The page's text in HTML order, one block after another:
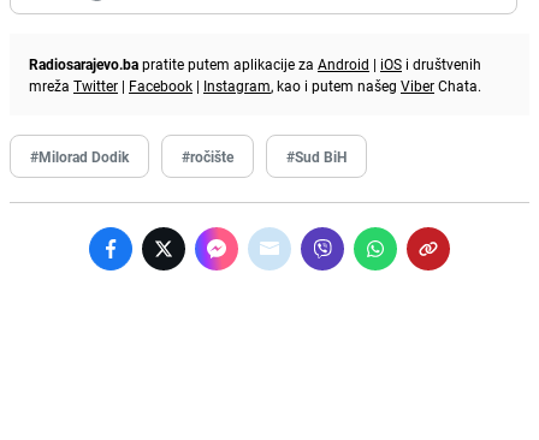
Radiosarajevo.bapratite putem aplikacije za Android | iOS i društvenih
mreža Twitter | Facebook | Instagram, kao i putem našeg ViberChata.
#Milorad Dodik #ročište #Sud BiH